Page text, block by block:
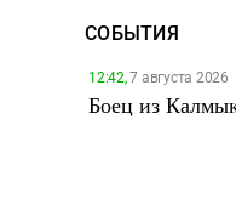
СОБЫТИЯ
12:42,7 августа 2026
Боец из